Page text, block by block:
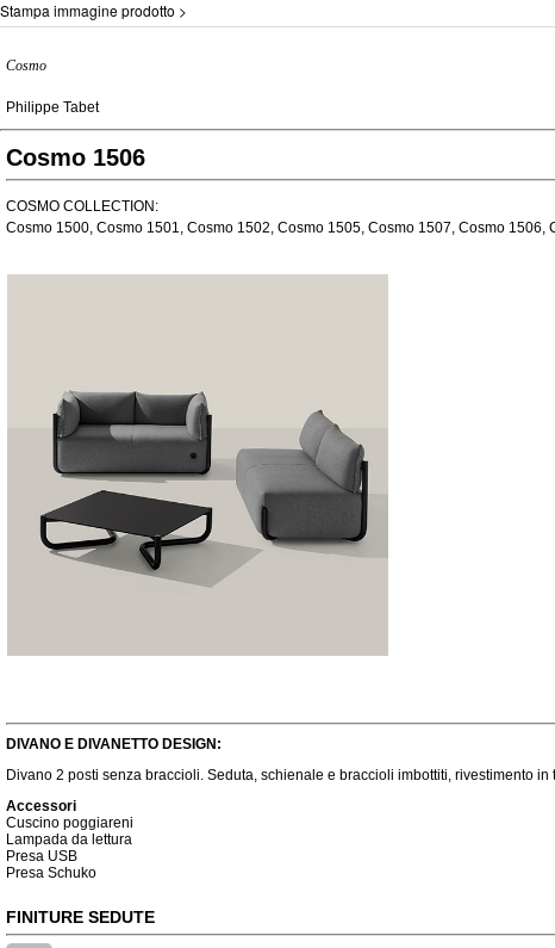
Stampa immagine prodotto >
Cosmo
Philippe Tabet
Cosmo 1506
COSMO COLLECTION:
Cosmo 1500, Cosmo 1501, Cosmo 1502, Cosmo 1505, Cosmo 1507, Cosmo 1506,
DIVANO E DIVANETTO DESIGN:
Divano 2 posti senza braccioli. Seduta, schienale e braccioli imbottiti, rivestimento in
Accessori
Cuscino poggiareni
Lampada da lettura
Presa USB
Presa Schuko
FINITURE SEDUTE